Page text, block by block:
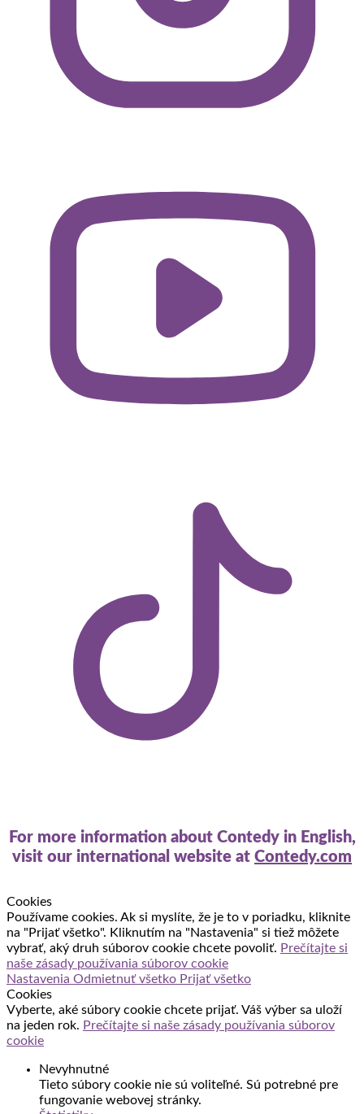
For more information about Contedy in English,
visit our international website at Contedy.com
Cookies
Používame cookies. Ak si myslíte, že je to v poriadku, kliknite
na "Prijať všetko". Kliknutím na "Nastavenia" si tiež môžete
vybrať, aký druh súborov cookie chcete povoliť. Prečítajte si
naše zásady používania súborov cookie
Nastavenia Odmietnuť všetko Prijať všetko
Cookies
Vyberte, aké súbory cookie chcete prijať. Váš výber sa uloží
na jeden rok. Prečítajte si naše zásady používania súborov
cookie
Nevyhnutné
Tieto súbory cookie nie sú voliteľné. Sú potrebné pre
fungovanie webovej stránky.